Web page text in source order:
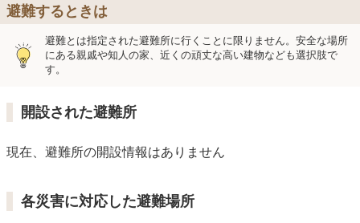
避難するときは
避難とは指定された避難所に行くことに限りません。安全な場所
にある親戚や知人の家、近くの頑丈な高い建物なども選択肢で
す。
開設された避難所
現在、避難所の開設情報はありません
各災害に対応した避難場所